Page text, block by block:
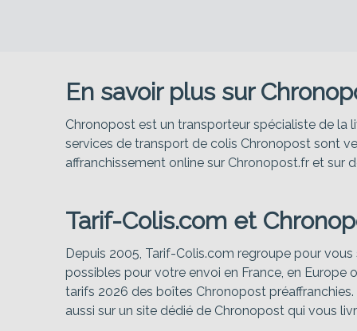
En savoir plus sur
Chronopost est un transporteur spécialiste de la
services de transport de colis Chronopost sont
affranchissement online sur Chronopost.fr et sur
Tarif-Colis.com et
Depuis 2005, Tarif-Colis.com regroupe pour
possibles pour votre envoi en France, en
tarifs 2026 des boîtes Chronopost
aussi sur un site dédié de Chronopost qui vous